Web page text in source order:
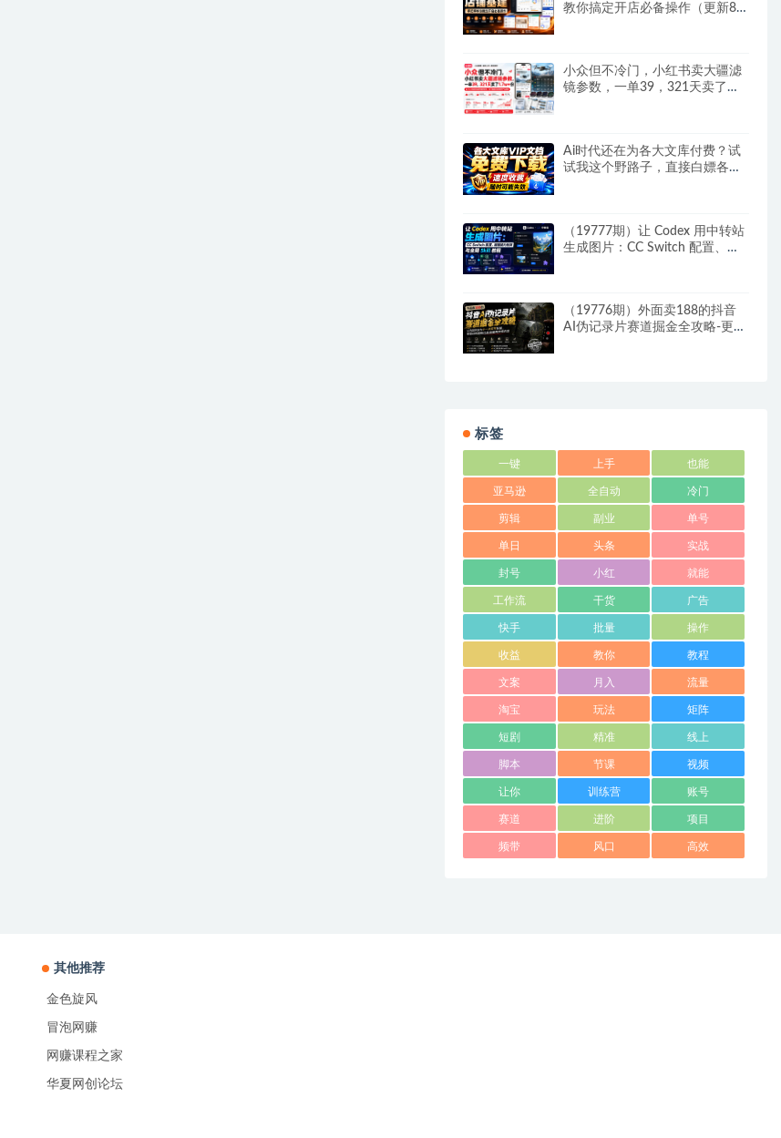
教你搞定开店必备操作（更新8
小众但不冷门，小红书卖大疆滤
镜参数，一单39，321天卖了
Ai时代还在为各大文库付费？试
试我这个野路子，直接白嫖各大
（19777期）让 Codex 用中转站
生成图片：CC Switch 配置、画
（19776期）外面卖188的抖音
AI伪记录片赛道掘金全攻略-更
标签
一键 上手 也能
亚马逊 全自动 冷门
剪辑 副业 单号
单日 头条 实战
封号 小红 就能
工作流 干货 广告
快手 批量 操作
收益 教你 教程
文案 月入 流量
淘宝 玩法 矩阵
短剧 精准 线上
脚本 节课 视频
让你 训练营 账号
赛道 进阶 项目
频带 风口 高效
其他推荐
金色旋风
冒泡网赚
网赚课程之家
华夏网创论坛